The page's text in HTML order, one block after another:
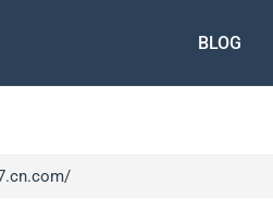
BLOG